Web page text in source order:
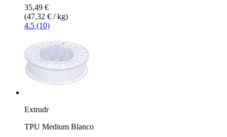
35,49 €
(47,32 € / kg)
4.5 (10)
Extrudr
TPU Medium Blanco